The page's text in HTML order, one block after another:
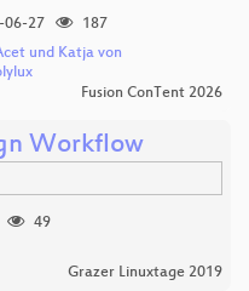
06-27
187
und Katja von
Fusion ConTent 2026
Workflow
49
Grazer Linuxtage 2019